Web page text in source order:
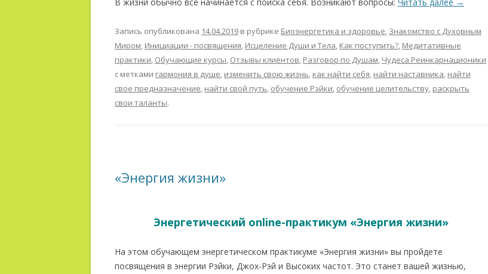
Запись опубликована 14.04.2019 в рубрике Биоэнергетика и здоровье, Знакомство с Духовным
Миром, Инициации - посвящения, Исцеление Души и Тела, Как поступить?, Медитативные
практики, Обучающие курсы, Отзывы клиентов, Разговор по Душам, Чудеса Реинкарнационики
с метками гармония в душе, изменить свою жизнь, как найти себя, найти наставника, найти
свое предназначение, найти свой путь, обучение Рэйки, обучение целительству, раскрыть
свои таланты.
«Энергия жизни»
Энергетический online-практикум «Энергия жизни»
На этом обучающем энергетическом практикуме «Энергия жизни» вы пройдете
посвящения в энергии Рэйки, Джох-Рэй и Высоких частот. Это станет вашей жизнью,